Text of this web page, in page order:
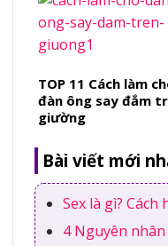
TOP 11 Cách làm
đàn ông say đắm
giường
Bài viết mới
Sex là gì? Cách
4 Nguyên